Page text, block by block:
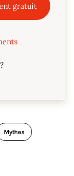
gratuit
Mythes